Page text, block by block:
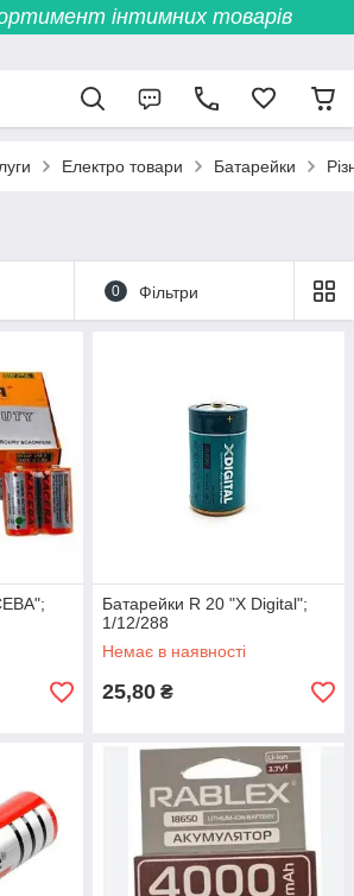
інтимних товарів
Електро товари Батарейки
0 Фільтри
Батарейки R 20 "X Digital";
1/12/288
Немає в наявності
25,80 ₴